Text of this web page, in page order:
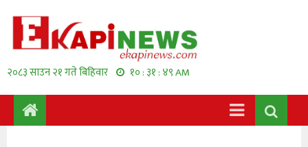
२०८३ साउन २१ गते बिहिवार १० : ३१ : ४९ AM